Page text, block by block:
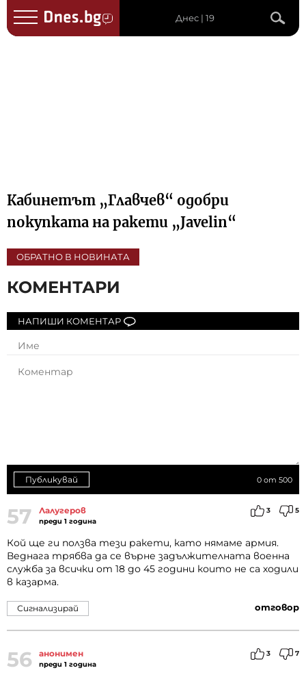
Днес | 19
Кабинетът „Главчев“ одобри
покупката на ракети „Javelin“
ОБРАТНО В НОВИНАТА
КОМЕНТАРИ
НАПИШИ КОМЕНТАР
0 от 500
Публикувай
57 Лалугеров
преди 1 година
3 5
Кой ще ги ползва тези ракети, като нямаме армия.
Веднага трябва да се върне задължителната военна
служба за всички от 18 до 45 години които не са ходили
в казарма.
отговор
Сигнализирай
56 анонимен
преди 1 година
3 7